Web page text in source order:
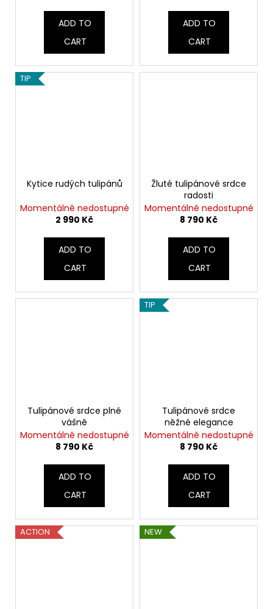
ADD TO
CART
ADD TO
CART
TIP
Kytice rudých tulipánů
Momentálně nedostupné
2 990 Kč
ADD TO
CART
Žluté tulipánové srdce
radosti
Momentálně nedostupné
8 790 Kč
ADD TO
CART
Tulipánové srdce plné
vášně
Momentálně nedostupné
8 790 Kč
ADD TO
CART
TIP
Tulipánové srdce
něžné elegance
Momentálně nedostupné
8 790 Kč
ADD TO
CART
ACTION NEW